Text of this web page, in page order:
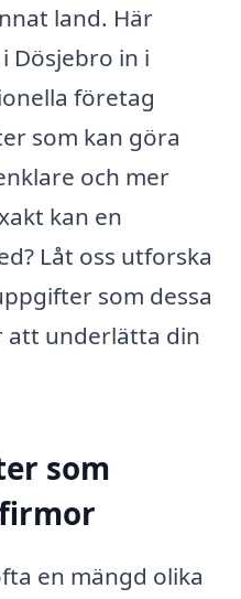
land. Här
Dösjebro in i
företag
som kan göra
och mer
kan en
Låt oss utforska
som dessa
underlätta din
som
en mängd olika